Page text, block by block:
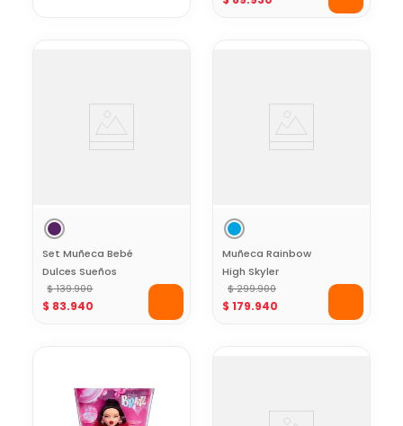
Set Muñeca Bebé
Dulces Sueños
Sweet Baby
$ 139.900
$ 83.940
Muñeca Rainbow
High Skyler
Cristales Creativos
con Outfit Azul y
$ 299.900
$ 179.940